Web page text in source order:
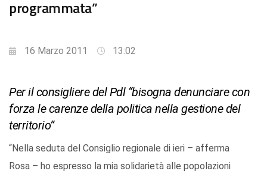
programmata”
16 Marzo 2011 13:02
Per il consigliere del Pdl “bisogna denunciare con
forza le carenze della politica nella gestione del
territorio”
“Nella seduta del Consiglio regionale di ieri – afferma
Rosa – ho espresso la mia solidarietà alle popolazioni